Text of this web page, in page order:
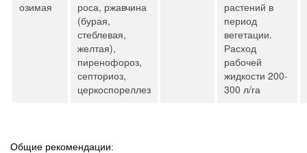
озимая
роса, ржавчина
(бурая,
стеблевая,
желтая),
пиренофороз,
септориоз,
церкоспореллез
растений в
период
вегетации.
Расход
рабочей
жидкости 200-
300 л/га
Общие рекомендации: